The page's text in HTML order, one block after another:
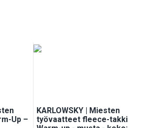
Up –
KARLOWSKY | Miesten
työvaatteet fleece-takki